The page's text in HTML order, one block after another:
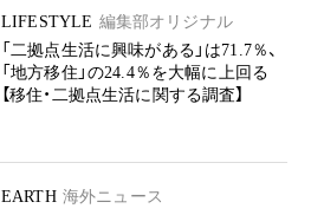
LIFESTYLE 編集部オリジナル
「二拠点生活に興味がある」は71.7％、
「地方移住」の24.4％を大幅に上回る
【移住・二拠点生活に関する調査】
EARTH 海外ニュース